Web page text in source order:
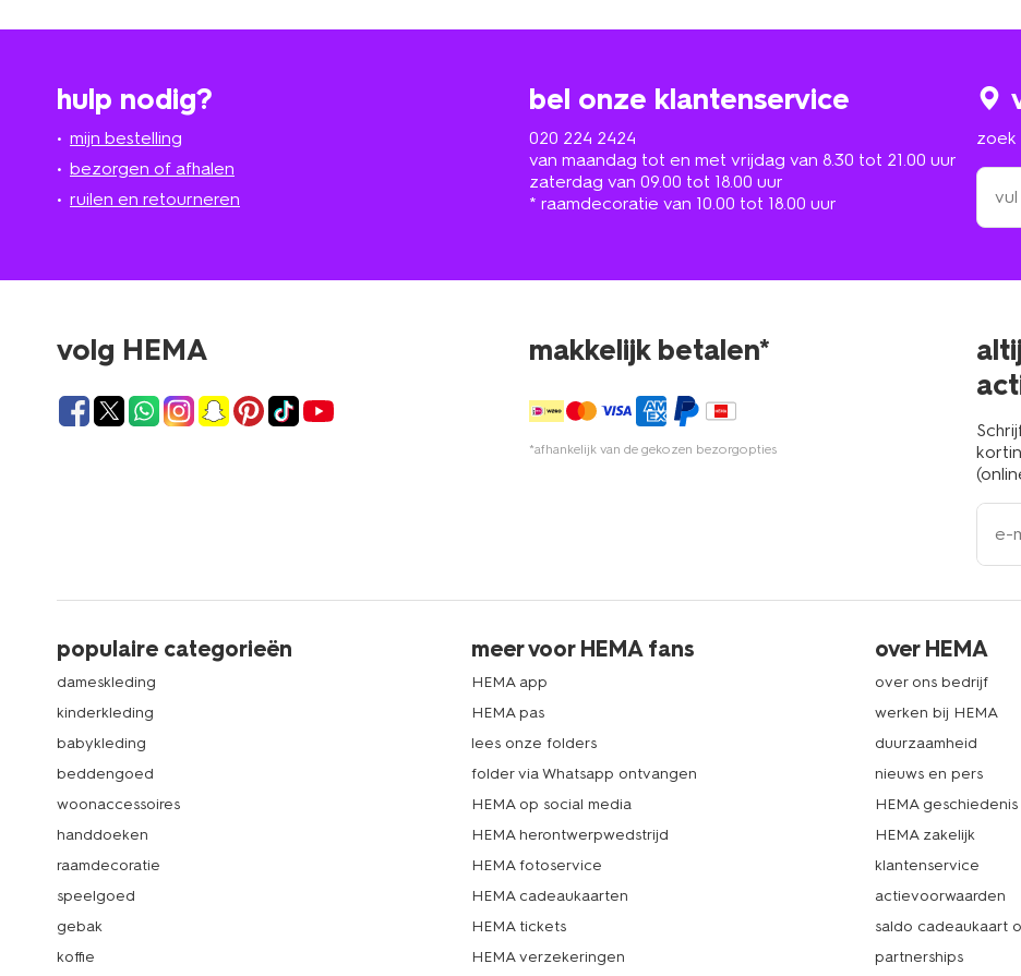
hulp nodig?
mijn bestelling
bezorgen of afhalen
ruilen en retourneren
bel onze klantenservice
020 224 2424
van maandag tot en met vrijdag van 8.30 tot 21.00 uur
zaterdag van 09.00 tot 18.00 uur
* raamdecoratie van 10.00 tot 18.00 uur
zoek
zoek
een
winkel
in
volg HEMA makkelijk betalen*
*afhankelijk van de gekozen bezorgopties
e-
populaire categorieën
dameskleding
kinderkleding
babykleding
beddengoed
woonaccessoires
handdoeken
raamdecoratie
speelgoed
gebak
koffie
meer voor HEMA fans
HEMA app
HEMA pas
lees onze folders
folder via Whatsapp ontvangen
HEMA op social media
HEMA herontwerpwedstrijd
HEMA fotoservice
HEMA cadeaukaarten
HEMA tickets
HEMA verzekeringen
over HEMA
over ons bedrijf
werken bij HEMA
duurzaamheid
nieuws en pers
HEMA geschiedenis
HEMA zakelijk
klantenservice
actievoorwaarden
saldo cadeaukaart
partnerships